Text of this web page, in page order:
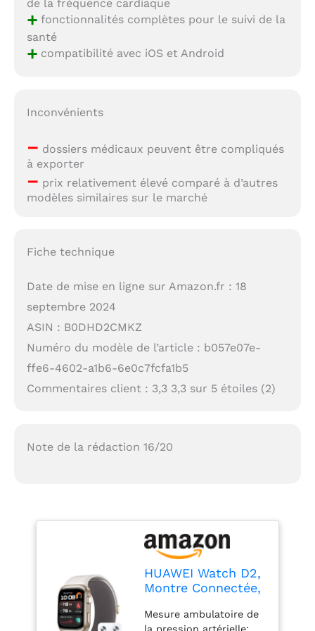
de la fréquence cardiaque
+fonctionnalités complètes pour le suivi de la
santé
+compatibilité avec iOS et Android
Inconvénients
– dossiers médicaux peuvent être compliqués
à exporter
– prix relativement élevé comparé à d’autres
modèles similaires sur le marché
Fiche technique
Date de mise en ligne sur Amazon.fr : 18
septembre 2024
ASIN : B0DHD2CMKZ
Numéro du modèle de l’article : b057e07e-
ffe6-4602-a1b6-6e0c7fcfa1b5
Commentaires client : 3,3 3,3 sur 5 étoiles (2)
Note de la rédaction 16/20
HUAWEI Watch D2,
Montre Connectée,
ambulatoire de la
Mesure ambulatoire de